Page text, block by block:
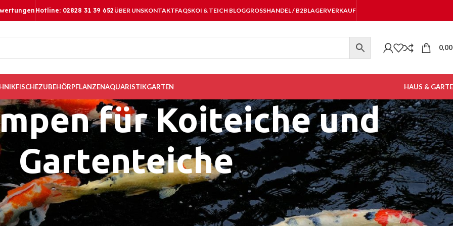
Hotline: 02828 31 39 652 ÜBER UNSKONTAKTFAQSKOI & TEICH BLOGGROSSHANDEL / B2B LAGERVERKAUF
FISCHEZUBEHÖRPFLANZENAQUARISTIKGARTEN HAUS &
für Koiteiche und
Gartenteiche
robuste und sparsame Pumpen für Ihren Teich
finden Sie einige Teichpumpen für die meisten Teichgrößen. Von kleinen Bachlaufpumpen bis hin zu regelbaren